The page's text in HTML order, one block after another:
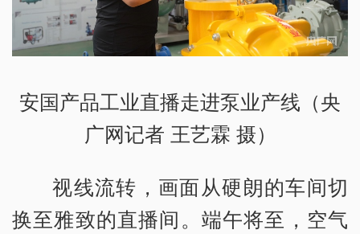
安国产品工业直播走进泵业产线（央
广网记者 王艺霖 摄）
视线流转，画面从硬朗的车间切
换至雅致的直播间。端午将至，空气